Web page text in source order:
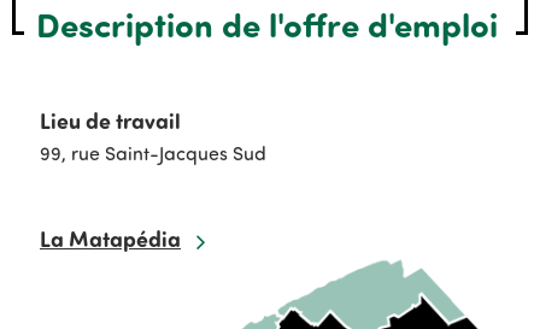
Description de l'offre d'emploi
Lieu de travail
99, rue Saint-Jacques Sud
La Matapédia